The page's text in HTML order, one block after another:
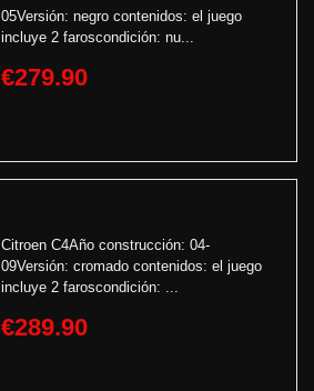
05Versión: negro contenidos: el juego
incluye 2 faroscondición: nu...
€279.90
Citroen C4Año construcción: 04-
09Versión: cromado contenidos: el juego
incluye 2 faroscondición: ...
€289.90